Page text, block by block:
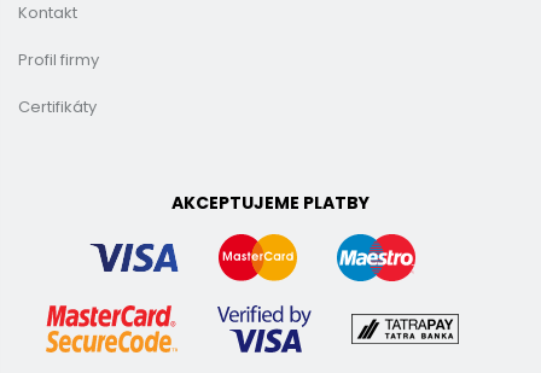
Kontakt
Profil firmy
Certifikáty
AKCEPTUJEME PLATBY